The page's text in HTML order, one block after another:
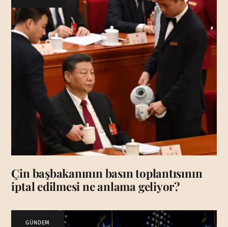
Çin başbakanının basın toplantısının
iptal edilmesi ne anlama geliyor?
GÜNDEM